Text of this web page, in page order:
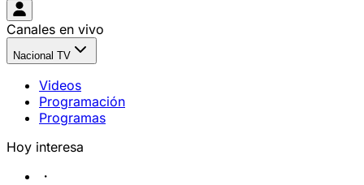
Canales en vivo
Nacional TV
Videos
Programación
Programas
Hoy interesa